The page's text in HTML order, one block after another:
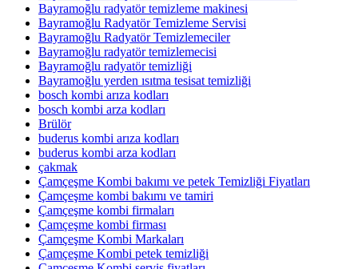
Bayramoğlu radyatör temizleme makinesi
Bayramoğlu Radyatör Temizleme Servisi
Bayramoğlu Radyatör Temizlemeciler
Bayramoğlu radyatör temizlemecisi
Bayramoğlu radyatör temizliği
Bayramoğlu yerden ısıtma tesisat temizliği
bosch kombi arıza kodları
bosch kombi arza kodları
Brülör
buderus kombi arıza kodları
buderus kombi arza kodları
çakmak
Çamçeşme Kombi bakımı ve petek Temizliği Fiyatları
Çamçeşme kombi bakımı ve tamiri
Çamçeşme kombi firmaları
Çamçeşme kombi firması
Çamçeşme Kombi Markaları
Çamçeşme Kombi petek temizliği